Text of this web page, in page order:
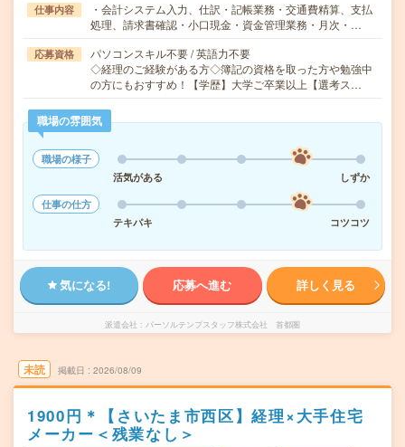
仕事内容
・会計システム入力、仕訳・記帳業務・交通費精算、支払
処理、請求書確認・小口現金・資金管理業務・月次・…
応募資格
パソコンスキル不要 / 英語力不要
◇経理のご経験がある方◇簿記の資格を取った方や勉強中
の方にもおすすめ！【学歴】大学ご卒業以上【選考ス…
職場の雰囲気
職場の様子
活気がある
しずか
仕事の仕方
テキパキ
コツコツ
気になる! 応募へ進む 詳しく見る
派遣会社 パーソルテンプスタッフ株式会社 首都圏
未読 掲載日 2026/08/09
1900円＊【さいたま市西区】経理×大手住宅
メーカー＜残業なし＞